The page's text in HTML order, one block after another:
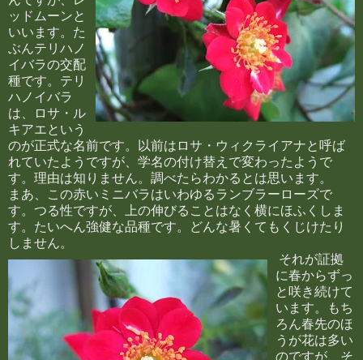
ッドムーンと
いいます。た
ぶんテリハノ
イバラの交配
種です。テリ
ハノイバラ
は、ロサ・ル
キアエという
のが正式な名前です。以前はロサ・ウィクライアナと呼ば
れていたようですが、学名の付け替えで変わったようで
す。理由は知りません。調べたらわかるとは思います。
まあ、この赤いミニバラはいわゆるランブラーローズで
す。つる性ですが、上の伸びることはなく横にほふくしま
す。たいへん強健な品種です。どんな暑くてもくじけたり
しません。
それが証拠
に春からずっ
と咲き続けて
います。もち
ろん春先のほ
うが花は多い
のですが、そ